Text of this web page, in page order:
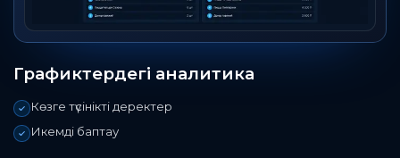
Графиктердегі аналитика
Көзге түсінікті деректер
Икемді баптау